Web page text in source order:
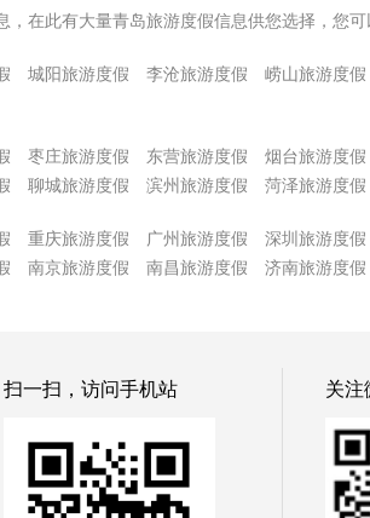
在此有大量青岛旅游度假信息供您选择，您可
城阳旅游度假 李沧旅游度假 崂山旅游度假
枣庄旅游度假 东营旅游度假 烟台旅游度假
聊城旅游度假 滨州旅游度假 菏泽旅游度假
重庆旅游度假 广州旅游度假 深圳旅游度假
南京旅游度假 南昌旅游度假 济南旅游度假
扫一扫，访问手机站 关注